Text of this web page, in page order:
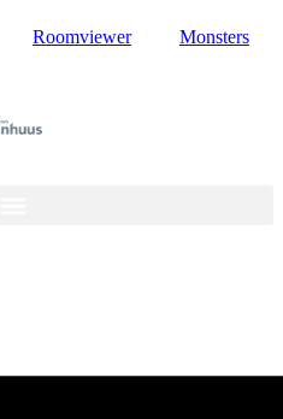
Roomviewer Monsters